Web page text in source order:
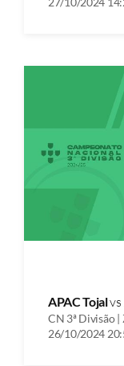
APAC Tojalvs
CN 3ª Divisão |
26/10/2024